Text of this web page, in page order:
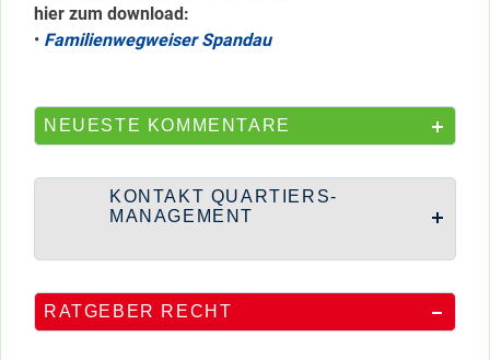
hier zum download:
• Familienwegweiser Spandau
NEUESTE KOMMENTARE
KONTAKT QUARTIERS-
MANAGEMENT
RATGEBER RECHT